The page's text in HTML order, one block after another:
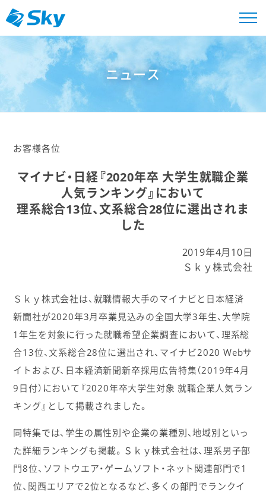
ニュース
お客様各位
マイナビ・日経『2020年卒 大学生就職企業
人気ランキング』において
理系総合13位、文系総合28位に選出されま
した
2019年4月10日
Ｓｋｙ株式会社
Ｓｋｙ株式会社は、就職情報大手のマイナビと日本経済
新聞社が2020年3月卒業見込みの全国大学3年生、大学院
1年生を対象に行った就職希望企業調査において、理系総
合13位、文系総合28位に選出され、マイナビ2020 Webサ
イトおよび、日本経済新聞新卒採用広告特集（2019年4月
9日付）において『2020年卒大学生対象 就職企業人気ラン
キング』として掲載されました。
同特集では、学生の属性別や企業の業種別、地域別といっ
た詳細ランキングも掲載。Ｓｋｙ株式会社は、理系男子部
門8位、ソフトウエア・ゲームソフト・ネット関連部門で1
位、関西エリアで2位となるなど、多くの部門でランクイ